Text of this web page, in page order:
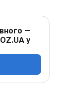
—
у